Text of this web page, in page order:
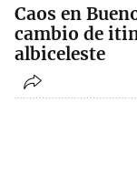
Caos en
cambio de
albiceleste